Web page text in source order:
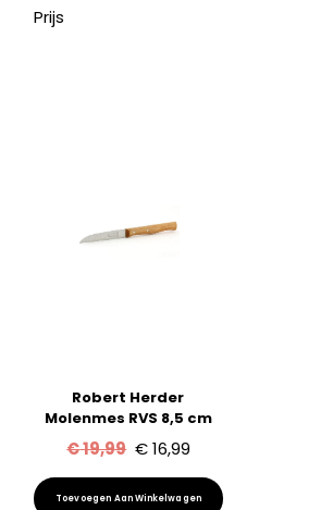
Prijs
Robert Herder
Molenmes RVS 8,5 cm
€19,99 Oorspronkelijke
prijs
€16,99Huidige
prijs
Toevoegen Aan Winkelwagen